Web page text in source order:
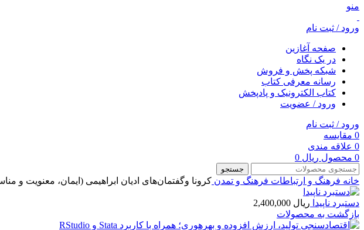
منو
ورود / ثبت نام
صفحه آغازین
در یک نگاه
شبکه پخش و فروش
رسانه معرفی کتاب
کتاب الکترونیک و پادپخش
ورود / عضویت
ورود / ثبت نام
0 مقایسه
0 علاقه مندی
0 محصول ریال
جستجو
خانه فرهنگ و ارتباطات فرهنگ و تمدن کرونا و‌گفتمان‌های ادیان ابراهیمی (ایمان، معنویت و
دستبرد ناپيدا ریال
بازگشت به محصولات